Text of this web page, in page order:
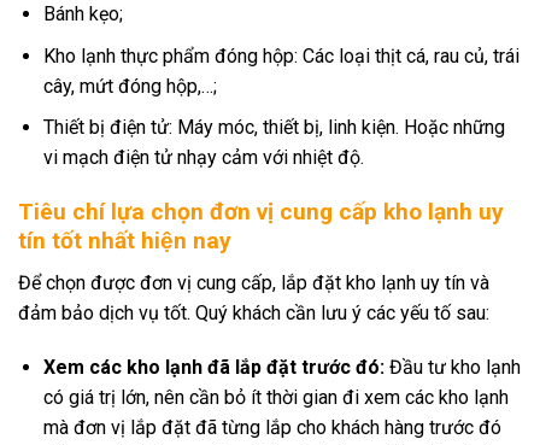
Bánh kẹo;
Kho lạnh thực phẩm đóng hộp: Các loại thịt cá, rau củ, trái
cây, mứt đóng hộp,…;
Thiết bị điện tử: Máy móc, thiết bị, linh kiện. Hoặc những
vi mạch điện tử nhạy cảm với nhiệt độ.
Tiêu chí lựa chọn đơn vị cung cấp kho lạnh uy
tín tốt nhất hiện nay
Để chọn được đơn vị cung cấp, lắp đặt kho lạnh uy tín và
đảm bảo dịch vụ tốt. Quý khách cần lưu ý các yếu tố sau:
Xem các kho lạnh đã lắp đặt trước đó:Đầu tư kho lạnh
có giá trị lớn, nên cần bỏ ít thời gian đi xem các kho lạnh
mà đơn vị lắp đặt đã từng lắp cho khách hàng trước đó